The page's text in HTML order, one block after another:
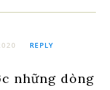
REPLY
những dòng